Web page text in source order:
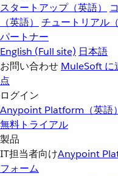
スタートアップ（英語）
（英語）
チュートリアル（
パートナー
English (Full site) 日本語
お問い合わせ MuleSoft に
点
ログイン
Anypoint Platform（英語
無料トライアル
製品
IT担当者向けAnypoint
フォーム